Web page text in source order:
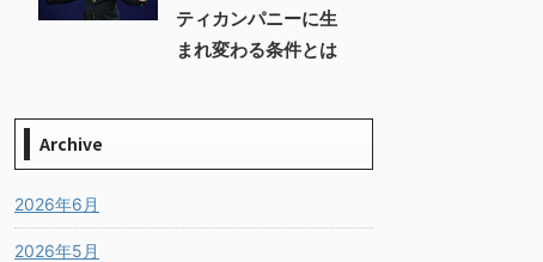
ティカンパニーに生
まれ変わる条件とは
Archive
2026年6月
2026年5月